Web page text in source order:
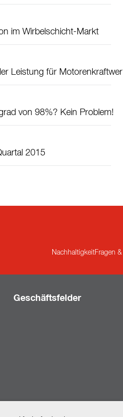
im Wirbelschicht-Markt
Leistung für
von 98%? Kein Problem!
2015
NachhaltigkeitFragen
Geschäftsfelder